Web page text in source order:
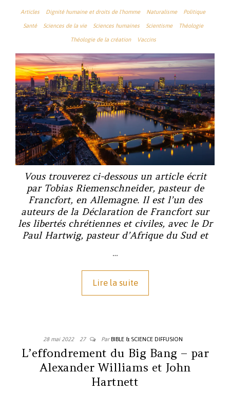
Articles Dignité humaine et droits de l'homme Naturalisme Politique
Santé Sciences de la vie Sciences humaines Scientisme Théologie
Théologie de la création Vaccins
Vous trouverez ci-dessous un article écrit
par Tobias Riemenschneider, pasteur de
Francfort, en Allemagne. Il est l’un des
auteurs de la Déclaration de Francfort sur
les libertés chrétiennes et civiles, avec le Dr
Paul Hartwig, pasteur d’Afrique du Sud et
…
Lire la suite
28 mai 2022 27 Par BIBLE & SCIENCE DIFFUSION
L’effondrement du Big Bang – par
Alexander Williams et John
Hartnett